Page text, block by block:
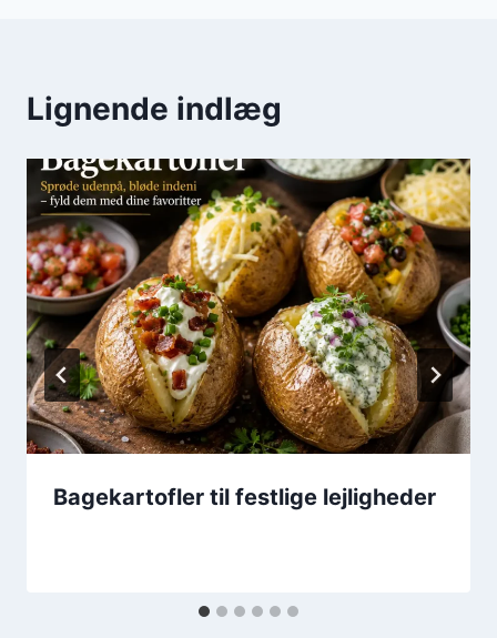
Lignende indlæg
Bagekartofler til festlige lejligheder